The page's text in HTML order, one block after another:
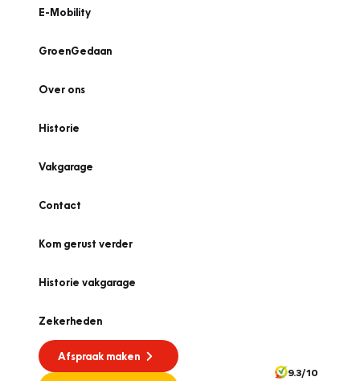
E-Mobility
GroenGedaan
Over ons
Historie
Vakgarage
Contact
Kom gerust verder
Historie vakgarage
Zekerheden
Afspraak maken
9.3/10